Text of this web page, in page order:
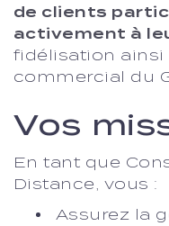
de clients
activement à
fidélisation
commercial du
Vos
En tant que
Distance, vous :
Assurez la